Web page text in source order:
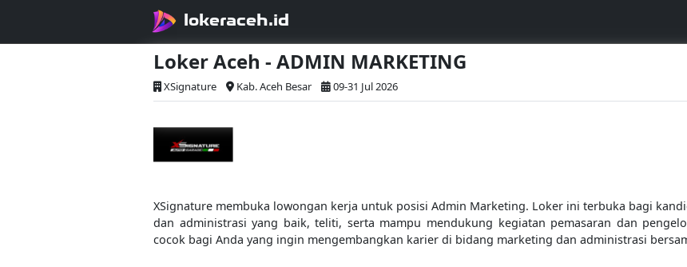
lokeraceh.id
Loker Aceh - ADMIN MARKETING
XSignature Kab. Aceh Besar 09-31 Jul 2026
XSignature membuka lowongan kerja untuk posisi Admin Marketing. Loker ini terbuka bagi
dan administrasi yang baik, teliti, serta mampu mendukung kegiatan pemasaran dan
cocok bagi Anda yang ingin mengembangkan karier di bidang marketing dan administrasi